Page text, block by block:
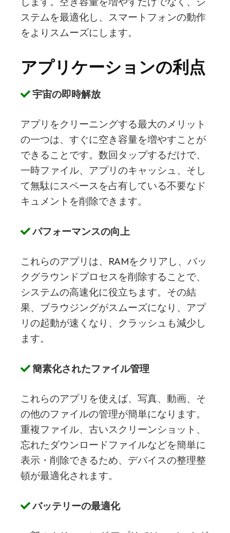
ステムを最適化し、スマートフォンの動作
をよりスムーズにします。
アプリケーションの利点
宇宙の即時解放
アプリをクリーニングする最大のメリット
の一つは、すぐに空き容量を増やすことが
できることです。数回タップするだけで、
一時ファイル、アプリのキャッシュ、そし
て無駄にスペースを占有している不要なド
キュメントを削除できます。
パフォーマンスの向上
これらのアプリは、RAMをクリアし、バッ
クグラウンドプロセスを削除することで、
システムの高速化に役立ちます。その結
果、ブラウジングがスムーズになり、アプ
リの起動が速くなり、クラッシュも減少し
ます。
簡素化されたファイル管理
これらのアプリを使えば、写真、動画、そ
の他のファイルの管理が簡単になります。
重複ファイル、古いスクリーンショット、
忘れたダウンロードファイルなどを簡単に
表示・削除できるため、デバイスの整理整
頓が最適化されます。
バッテリーの最適化